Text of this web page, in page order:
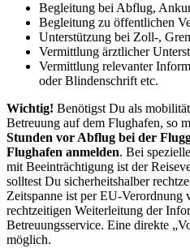
Begleitung bei Abflug,
Begleitung zu öffentlichen
Unterstützung bei Zoll-,
Vermittlung ärztlicher
Vermittlung relevanter
oder Blindenschrift etc.
Wichtig! Benötigst Du als
Betreuung auf dem Flughafen, so
Stunden vor Abflug bei der
Flughafen anmelden. Bei
mit Beeinträchtigung ist der
solltest Du sicherheitshalber
Zeitspanne ist per EU-Verordnung
rechtzeitigen Weiterleitung der
Betreuungsservice. Eine direkte
möglich.